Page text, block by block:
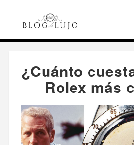
Página principal
el reloj Rolex más caro?
¿Cuánto
Rolex más